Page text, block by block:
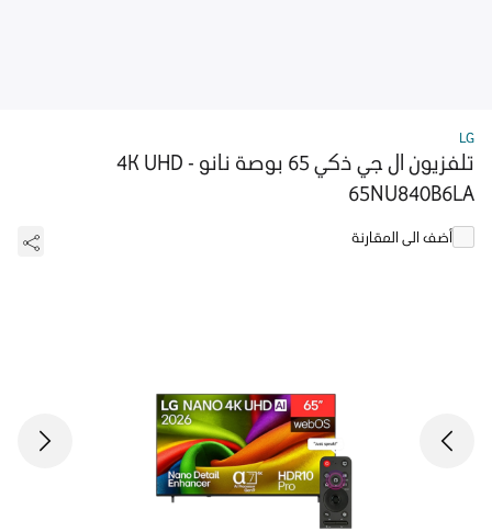
LG
تلفزيون ال جي ذكي 65 بوصة نانو 4K UHD -
65NU840B6LA
أضف الى المقارنة